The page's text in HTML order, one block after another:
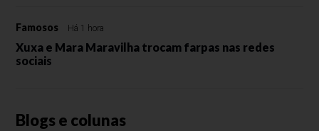
Famosos Há 1 hora
Xuxa e Mara Maravilha trocam farpas nas redes
sociais
Blogs e colunas